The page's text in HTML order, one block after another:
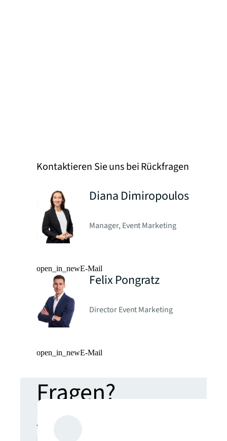
Kontaktieren Sie uns bei Rückfragen
Diana Dimiropoulos
Manager, Event Marketing
open_in_newE-Mail
Felix Pongratz
Director Event Marketing
open_in_newE-Mail
Fragen?
Team